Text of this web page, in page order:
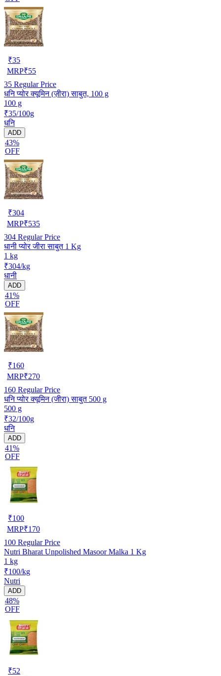
₹35
MRP₹55
35 Regular Price
धनि प्योर क्यूमिन (ज़ीरा) साबुत, 100 g
100 g
₹35/100g
धनि
ADD
43%
OFF
₹304
MRP₹535
304 Regular Price
धानी प्योर जीरा साबुत 1 Kg
1 kg
₹304/kg
धानी
ADD
41%
OFF
₹160
MRP₹270
160 Regular Price
धनि प्योर क्यूमिन (जीरा) साबुत 500 g
500 g
₹32/100g
धनि
ADD
41%
OFF
₹100
MRP₹170
100 Regular Price
Nutri Bharat Unpolished Masoor Malka 1 Kg
1 kg
₹100/kg
Nutri
ADD
48%
OFF
₹52